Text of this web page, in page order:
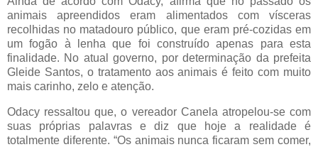
animais apreendidos eram alimentados com vísceras
recolhidas no matadouro público, que eram pré-cozidas em
um fogão à lenha que foi construído apenas para esta
finalidade. No atual governo, por determinação da prefeita
Gleide Santos, o tratamento aos animais é feito com muito
mais carinho, zelo e atenção.
Odacy ressaltou que, o vereador Canela atropelou-se com
suas próprias palavras e diz que hoje a realidade é
totalmente diferente. “Os animais nunca ficaram sem comer,